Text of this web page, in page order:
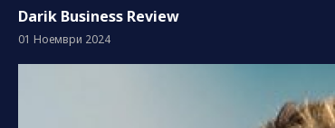
Darik Business Review
01 Ноември 2024